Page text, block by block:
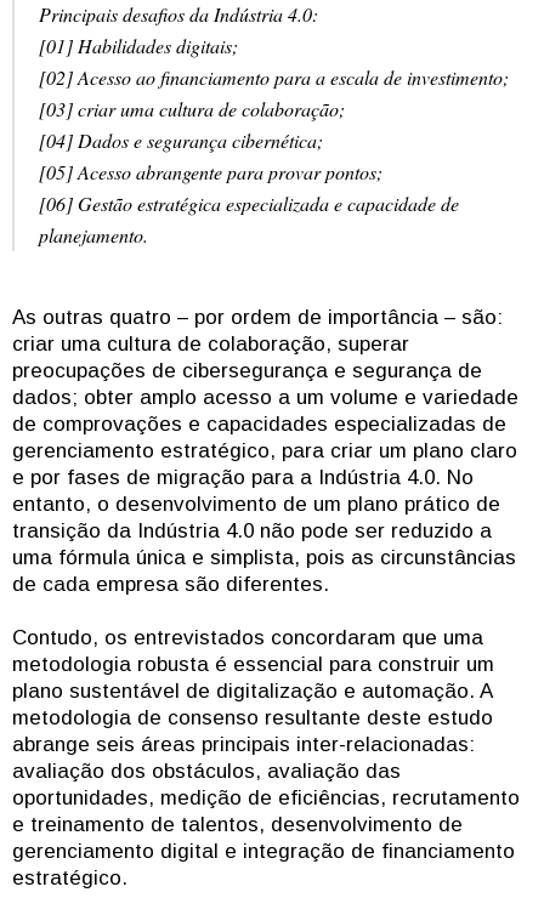
Principais desafios da Indústria 4.0:
[01] Habilidades digitais;
[02] Acesso ao financiamento para a escala de investimento;
[03] criar uma cultura de colaboração;
[04] Dados e segurança cibernética;
[05] Acesso abrangente para provar pontos;
[06] Gestão estratégica especializada e capacidade de
planejamento.
As outras quatro – por ordem de importância – são:
criar uma cultura de colaboração, superar
preocupações de cibersegurança e segurança de
dados; obter amplo acesso a um volume e variedade
de comprovações e capacidades especializadas de
gerenciamento estratégico, para criar um plano claro
e por fases de migração para a Indústria 4.0. No
entanto, o desenvolvimento de um plano prático de
transição da Indústria 4.0 não pode ser reduzido a
uma fórmula única e simplista, pois as circunstâncias
de cada empresa são diferentes.
Contudo, os entrevistados concordaram que uma
metodologia robusta é essencial para construir um
plano sustentável de digitalização e automação. A
metodologia de consenso resultante deste estudo
abrange seis áreas principais inter-relacionadas:
avaliação dos obstáculos, avaliação das
oportunidades, medição de eficiências, recrutamento
e treinamento de talentos, desenvolvimento de
gerenciamento digital e integração de financiamento
estratégico.